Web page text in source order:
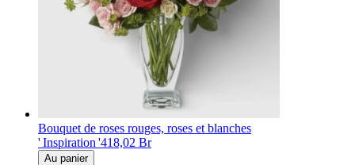
Bouquet de roses rouges, roses et blanches
' Inspiration '418,02 Br
Au panier